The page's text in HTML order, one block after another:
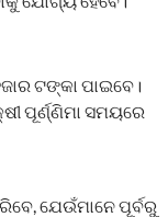
ଟଙ୍କା ପାଇବେ।
ପୂର୍ଣ୍ଣିମା ସମୟରେ
ଯେଉଁମାନେ ପୂର୍ବରୁ